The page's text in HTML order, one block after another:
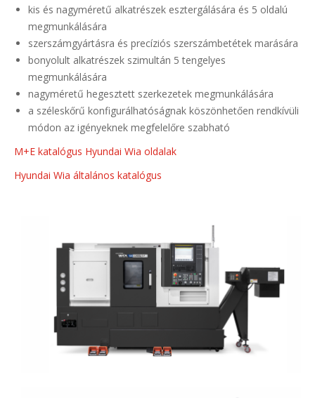
kis és nagyméretű alkatrészek esztergálására és 5 oldalú
megmunkálására
szerszámgyártásra és precíziós szerszámbetétek marására
bonyolult alkatrészek szimultán 5 tengelyes
megmunkálására
nagyméretű hegesztett szerkezetek megmunkálására
a széleskőrű konfigurálhatóságnak köszönhetően rendkívüli
módon az igényeknek megfelelőre szabható
M+E katalógus Hyundai Wia oldalak
Hyundai Wia általános katalógus